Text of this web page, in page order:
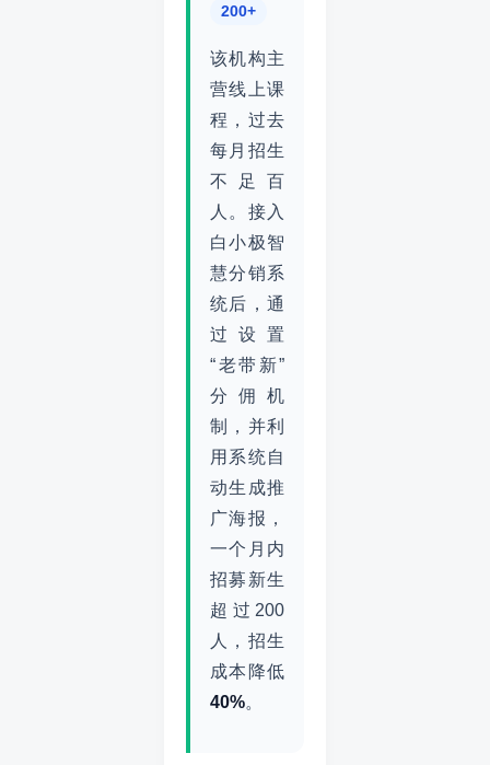
200+
该机构主
营线上课
程，过去
每月招生
不足百
人。接入
白小极智
慧分销系
统后，通
过设置
“老带新”
分佣机
制，并利
用系统自
动生成推
广海报，
一个月内
招募新生
超过200
人，招生
成本降低
40%。